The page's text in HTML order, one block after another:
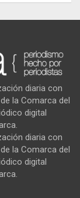
diaria con
la Comarca del
digital
diaria con
la Comarca del
digital